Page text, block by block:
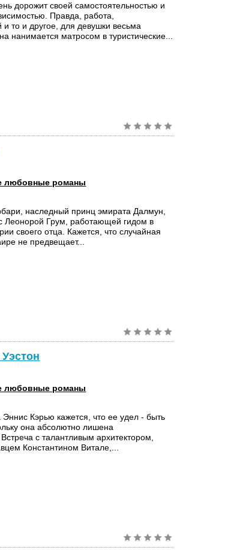
дорожит своей самостоятельностью и
Правда, работа,
то и другое, для девушки весьма
нанимается матросом в туристические...
любовные романы
наследный принц эмирата Далмун,
Леонорой Грум, работающей гидом в
своего отца. Кажется, что случайная
не предвещает...
любовные романы
Кэрью кажется, что ее удел - быть
она абсолютно лишена
с талантливым архитектором,
Константином Витале,...